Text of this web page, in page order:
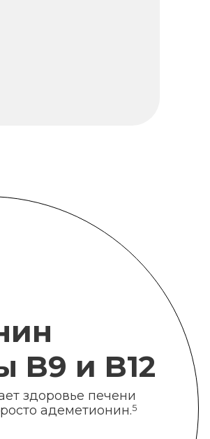
B9 и B12
здоровье печени
адеметионин.5